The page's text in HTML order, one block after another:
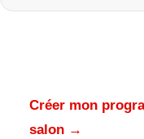
Créer mon
salon →